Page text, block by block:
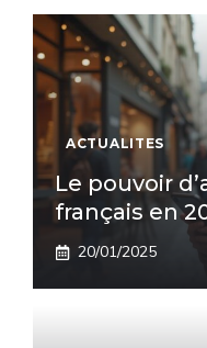
ACTUALITES
Le pouvoir
français en
20/01/2025